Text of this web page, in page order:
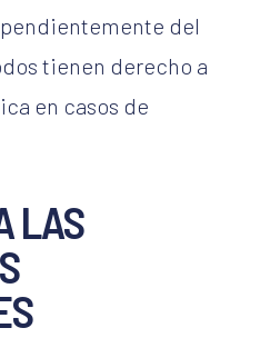
del
tienen derecho a
en casos de
LAS